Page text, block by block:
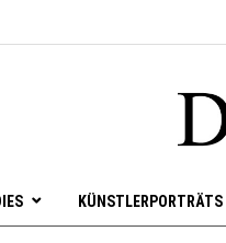
KÜNSTLERPORTRÄTS